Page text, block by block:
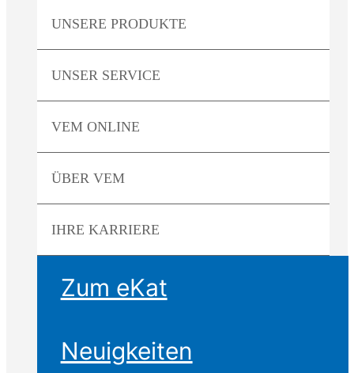
UNSERE PRODUKTE
UNSER SERVICE
VEMONLINE
ÜBER VEM
IHRE KARRIERE
Zum eKat
Neuigkeiten